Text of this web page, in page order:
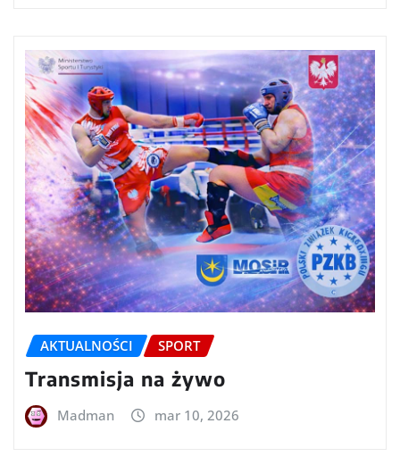
AKTUALNOŚCI SPORT
Transmisja na żywo
Madman mar 10, 2026